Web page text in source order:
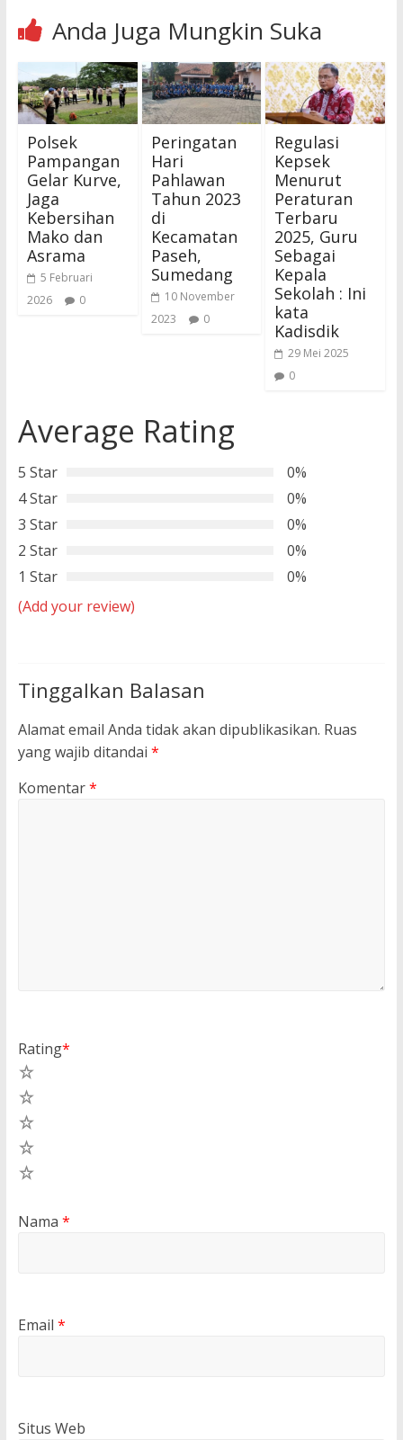
Anda Juga Mungkin Suka
Polsek
Pampangan
Gelar Kurve,
Jaga
Kebersihan
Mako dan
Asrama
5 Februari
2026
0
Peringatan
Hari
Pahlawan
Tahun 2023
di
Kecamatan
Paseh,
Sumedang
10 November
2023
0
Regulasi
Kepsek
Menurut
Peraturan
Terbaru
2025, Guru
Sebagai
Kepala
Sekolah : Ini
kata
Kadisdik
29 Mei 2025
0
Average Rating
5 Star
0%
4 Star
0%
3 Star
0%
2 Star
0%
1 Star
0%
(Add your review)
Tinggalkan Balasan
Alamat email Anda tidak akan dipublikasikan. Ruas
yang wajib ditandai *
Komentar*
Rating*
Nama *
Email *
Situs Web